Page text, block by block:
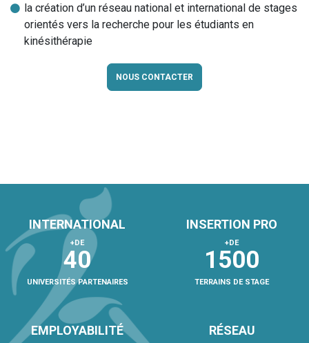
la création d’un réseau national et international de stages
orientés vers la recherche pour les étudiants en
kinésithérapie
NOUS CONTACTER
INTERNATIONAL
+DE
40
UNIVERSITÉS PARTENAIRES
INSERTION PRO
+DE
1500
TERRAINS DE STAGE
EMPLOYABILITÉ RÉSEAU